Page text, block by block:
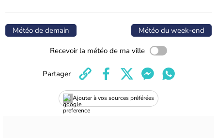
Météo de demain Météo du week-end
Recevoir la météo de ma ville
Ajouter à vos sources préférées
Partager